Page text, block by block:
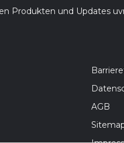
Produkten und Updates
AGB